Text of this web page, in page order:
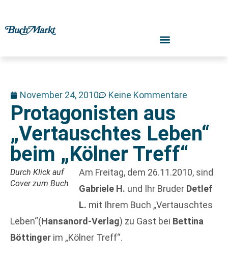
November 24, 2010 Keine Kommentare
Protagonisten aus
„Vertauschtes Leben“
beim „Kölner Treff“
Durch Klick auf
Cover zum Buch
Am Freitag, dem 26.11.2010, sind
Gabriele H. und Ihr Bruder Detlef
L. mit Ihrem Buch „Vertauschtes
Leben“(Hansanord-Verlag) zu Gast bei Bettina
Böttinger im „Kölner Treff“.